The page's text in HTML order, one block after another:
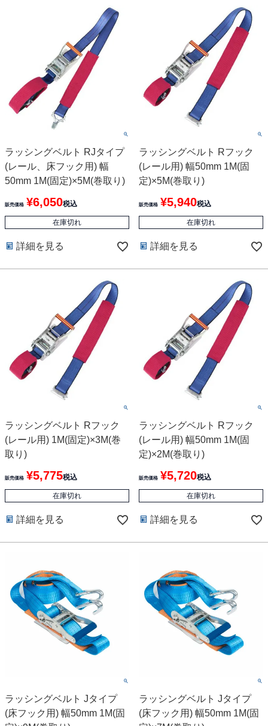
ラッシングベルト RJタイプ
(レール、床フック用) 幅
50mm 1M(固定)×5M(巻取り)
販売価格 ¥6,050税込
在庫切れ
詳細を見る
ラッシングベルト Rフック
(レール用) 幅50mm 1M(固
定)×5M(巻取り)
販売価格 ¥5,940税込
在庫切れ
詳細を見る
ラッシングベルト Rフック
(レール用) 1M(固定)×3M(巻
取り)
販売価格 ¥5,775税込
在庫切れ
詳細を見る
ラッシングベルト Rフック
(レール用) 幅50mm 1M(固
定)×2M(巻取り)
販売価格 ¥5,720税込
在庫切れ
詳細を見る
ラッシングベルト Jタイプ
(床フック用) 幅50mm 1M(固
ラッシングベルト Jタイプ
(床フック用) 幅50mm 1M(固